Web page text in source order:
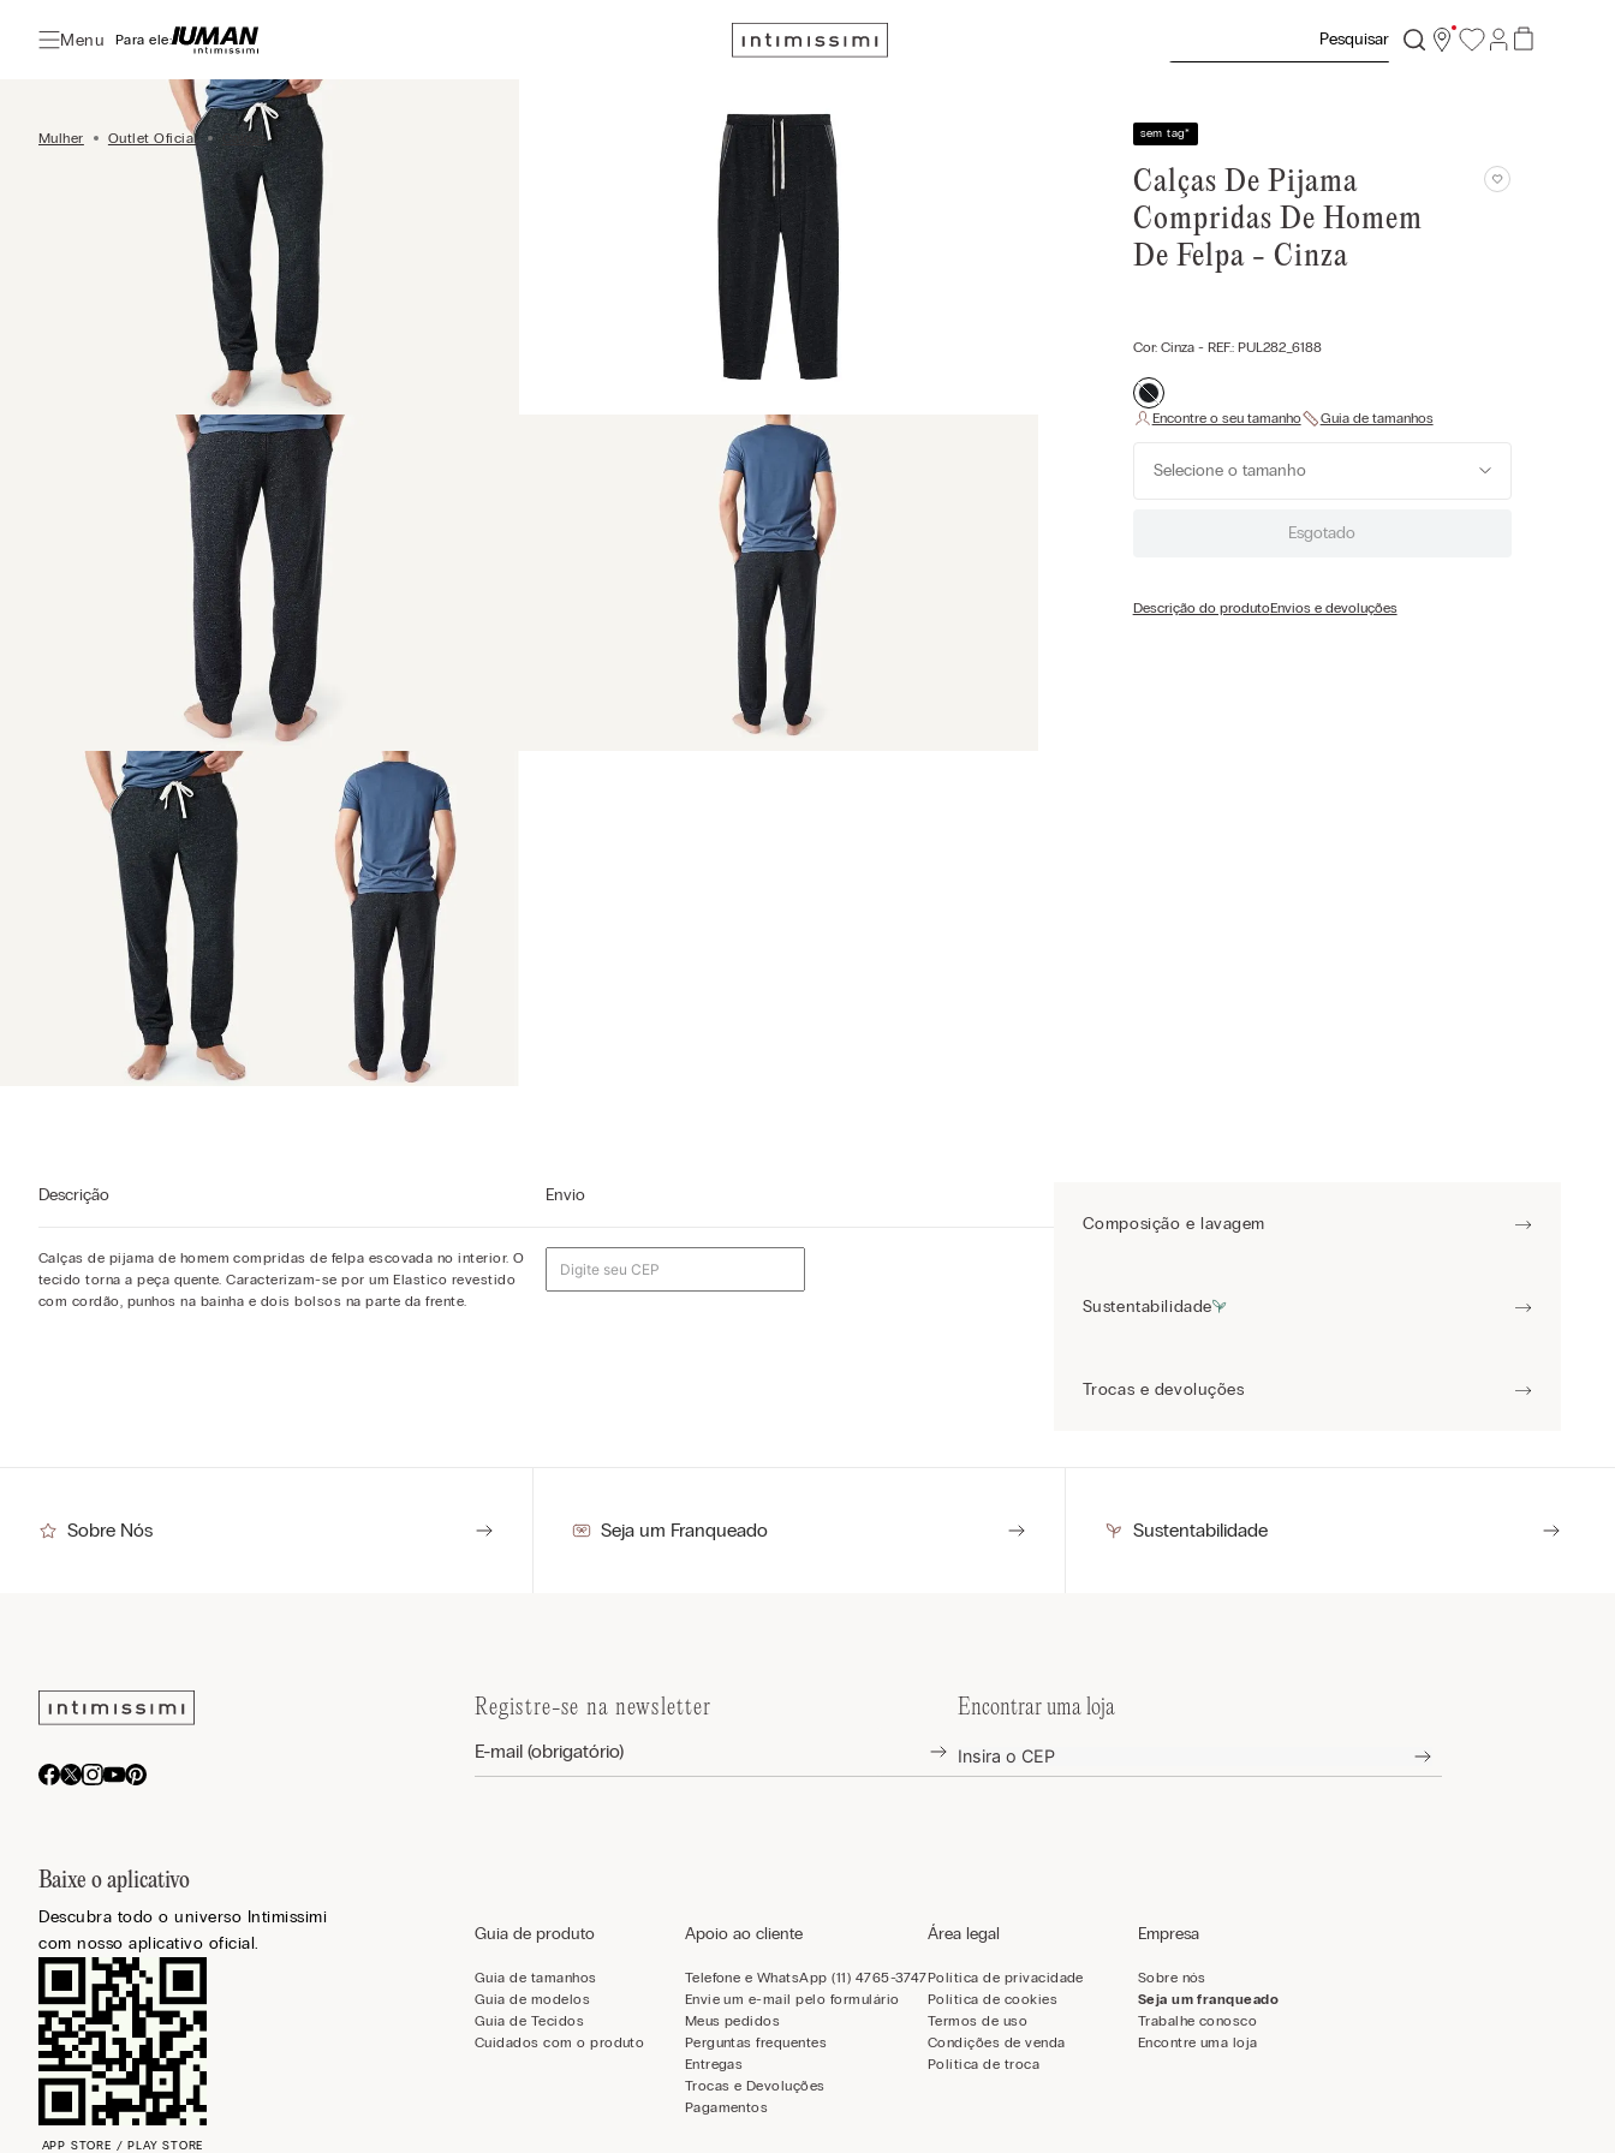
Menu Para ele:
Mulher Outlet Oficial Calças sem tag*
Calças De Pijama
Compridas De Homem
De Felpa - Cinza
Cor: Cinza- REF.: PUL282_6188
Selecione o tamanho
Esgotado
Descrição do produtoEnvios e devoluções
Descrição
Calças de pijama de homem compridas de felpa escovada no interior. O
tecido torna a peça quente. Caracterizam-se por um Elastico revestido
com cordão, punhos na bainha e dois bolsos na parte da frente.
Envio
Composição e lavagem
Sustentabilidade
Trocas e devoluções
Sobre Nós Seja um Franqueado Sustentabilidade
Baixe o aplicativo
Descubra todo o universo Intimissimi
com nosso aplicativo oficial.
APP STORE / PLAY STORE
Registre-se na newsletter Encontrar uma loja
Guia de produto
Guia de tamanhos
Guia de modelos
Guia de Tecidos
Cuidados com o produto
Apoio ao cliente
Telefone e WhatsApp (11) 4765-3747
Envie um e-mail pelo formulário
Meus pedidos
Perguntas frequentes
Entregas
Trocas e Devoluções
Pagamentos
Área legal
Política de privacidade
Política de cookies
Termos de uso
Condições de venda
Política de troca
Empresa
Sobre nós
Seja um franqueado
Trabalhe conosco
Encontre uma loja